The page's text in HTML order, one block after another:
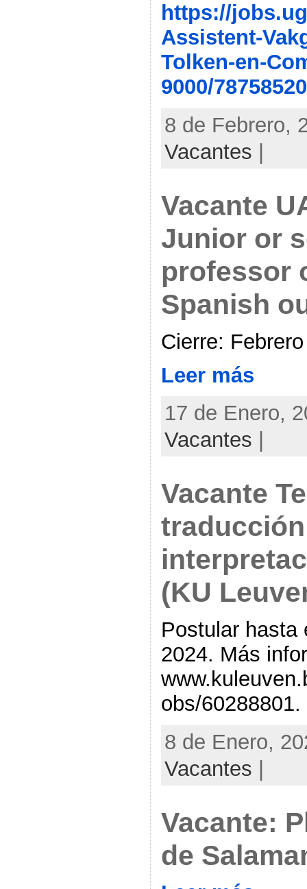
https://
Assistent-
Tolken-en-
9000/
8 de Febrero,
Vacantes
Vacante
Junior or
professor
Spanish
Cierre:
Leer más
17 de Enero,
Vacantes
Vacante
(KU
Postular hasta
2024. Más
obs/60288801.
8 de Enero,
Vacantes
Vacante:
de